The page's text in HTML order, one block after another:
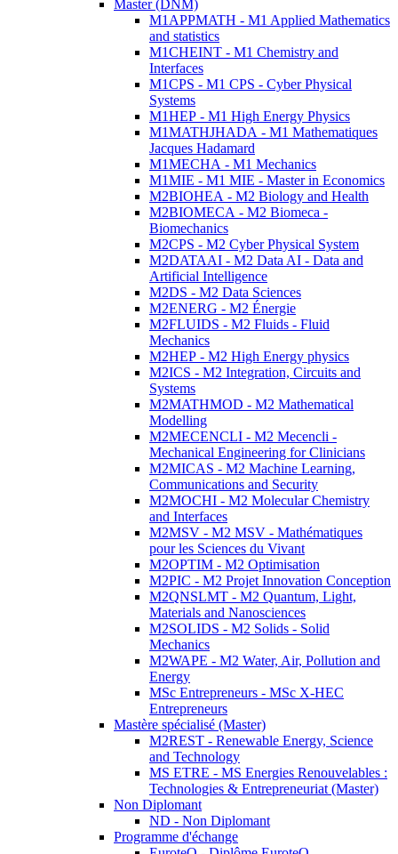
Master (DNM)
M1APPMATH - M1 Applied Mathematics
and statistics
M1CHEINT - M1 Chemistry and
Interfaces
M1CPS - M1 CPS - Cyber Physical
Systems
M1HEP - M1 High Energy Physics
M1MATHJHADA - M1 Mathematiques
Jacques Hadamard
M1MECHA - M1 Mechanics
M1MIE - M1 MIE - Master in Economics
M2BIOHEA - M2 Biology and Health
M2BIOMECA - M2 Biomeca -
Biomechanics
M2CPS - M2 Cyber Physical System
M2DATAAI - M2 Data AI - Data and
Artificial Intelligence
M2DS - M2 Data Sciences
M2ENERG - M2 Énergie
M2FLUIDS - M2 Fluids - Fluid
Mechanics
M2HEP - M2 High Energy physics
M2ICS - M2 Integration, Circuits and
Systems
M2MATHMOD - M2 Mathematical
Modelling
M2MECENCLI - M2 Mecencli -
Mechanical Engineering for Clinicians
M2MICAS - M2 Machine Learning,
Communications and Security
M2MOCHI - M2 Molecular Chemistry
and Interfaces
M2MSV - M2 MSV - Mathématiques
pour les Sciences du Vivant
M2OPTIM - M2 Optimisation
M2PIC - M2 Projet Innovation Conception
M2QNSLMT - M2 Quantum, Light,
Materials and Nanosciences
M2SOLIDS - M2 Solids - Solid
Mechanics
M2WAPE - M2 Water, Air, Pollution and
Energy
MSc Entrepreneurs - MSc X-HEC
Entrepreneurs
Mastère spécialisé (Master)
M2REST - Renewable Energy, Science
and Technology
MS ETRE - MS Energies Renouvelables :
Technologies & Entrepreneuriat (Master)
Non Diplomant
ND - Non Diplomant
Programme d'échange